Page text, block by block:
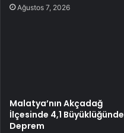
Ağustos 7, 2026
Malatya’nın Akçadağ
İlçesinde 4,1 Büyüklüğünde
Deprem